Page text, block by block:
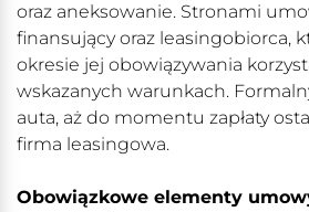
oraz aneksowanie. Stronami
finansujący oraz leasingobiorca,
okresie jej obowiązywania
wskazanych warunkach.
auta, aż do momentu zapłaty
firma leasingowa.
Obowiązkowe elementy